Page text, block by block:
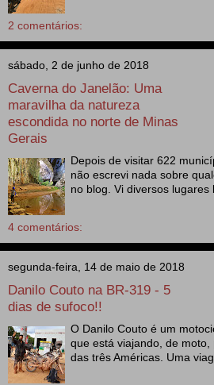
2 comentários:
sábado, 2 de junho de 2018
Caverna do Janelão: Uma
maravilha da natureza
escondida no norte de Minas
Gerais
Depois de visitar 622
não escrevi nada sobre
no blog. Vi diversos lugares
4 comentários:
segunda-feira, 14 de maio de 2018
Danilo Couto na BR-319 - 5
dias de sufoco!!
O Danilo Couto é um
que está viajando, de
das três Américas. Uma